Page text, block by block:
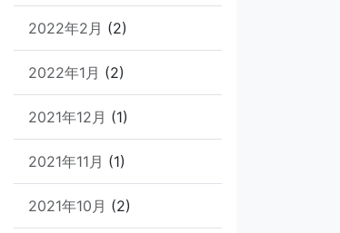
2022年2月 (2)
2022年1月 (2)
2021年12月 (1)
2021年11月 (1)
2021年10月 (2)